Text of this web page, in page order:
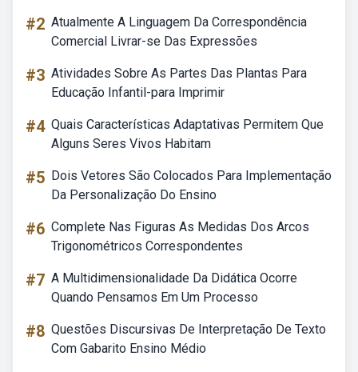
#2 Atualmente A Linguagem Da Correspondência
Comercial Livrar-se Das Expressões
#3 Atividades Sobre As Partes Das Plantas Para
Educação Infantil-para Imprimir
#4 Quais Características Adaptativas Permitem Que
Alguns Seres Vivos Habitam
#5 Dois Vetores São Colocados Para Implementação
Da Personalização Do Ensino
#6 Complete Nas Figuras As Medidas Dos Arcos
Trigonométricos Correspondentes
#7 A Multidimensionalidade Da Didática Ocorre
Quando Pensamos Em Um Processo
#8 Questões Discursivas De Interpretação De Texto
Com Gabarito Ensino Médio